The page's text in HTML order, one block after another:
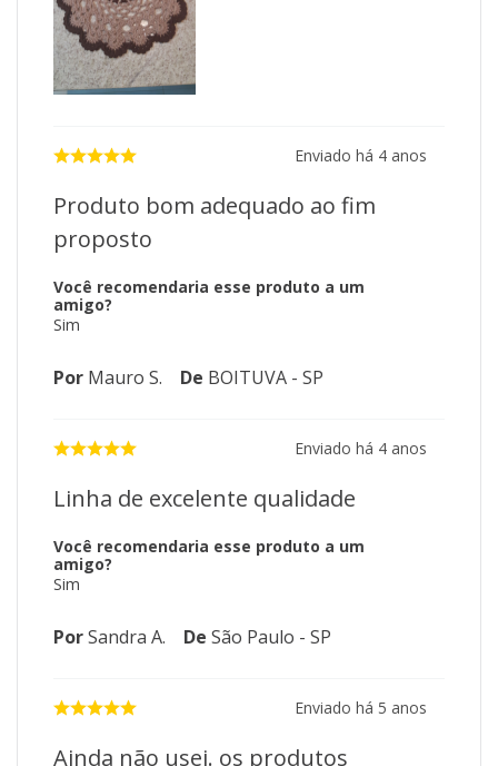
Enviado há 4 anos
Produto bom adequado ao fim
proposto
Você recomendaria esse produto a um
amigo?
Sim
Por Mauro S. De BOITUVA - SP
Enviado há 4 anos
Linha de excelente qualidade
Você recomendaria esse produto a um
amigo?
Sim
PorSandra A. De São Paulo - SP
Enviado há 5 anos
Ainda não usei. os produtos